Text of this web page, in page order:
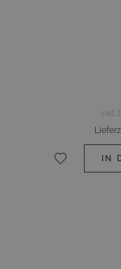
inkl.
IN